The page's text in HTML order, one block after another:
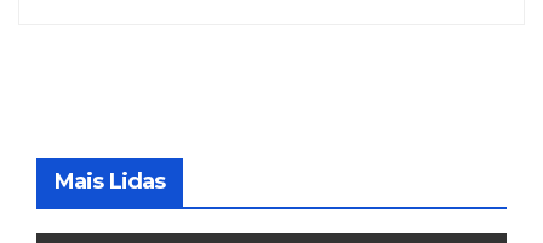
Mais Lidas